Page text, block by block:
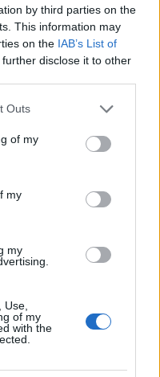
by third parties on the
This information may
on the IAB’s List of
disclose it to other
Outs
of my
my
my
of my
with the